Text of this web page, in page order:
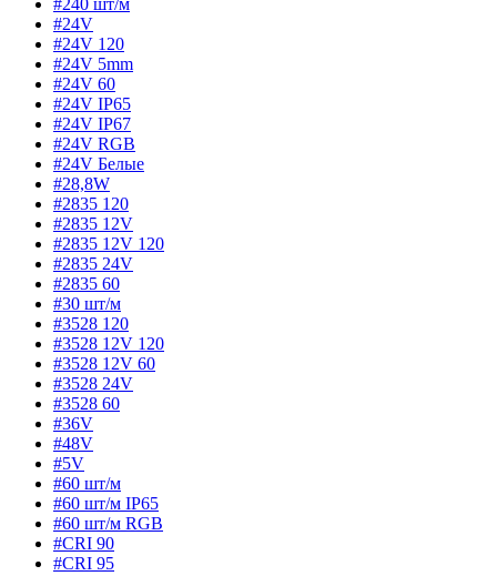
#240 шт/м
#24V
#24V 120
#24V 5mm
#24V 60
#24V IP65
#24V IP67
#24V RGB
#24V Белые
#28,8W
#2835 120
#2835 12V
#2835 12V 120
#2835 24V
#2835 60
#30 шт/м
#3528 120
#3528 12V 120
#3528 12V 60
#3528 24V
#3528 60
#36V
#48V
#5V
#60 шт/м
#60 шт/м IP65
#60 шт/м RGB
#CRI 90
#CRI 95